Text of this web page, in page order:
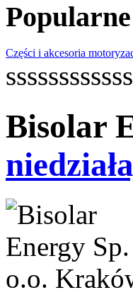
Części i akcesoria
Bisolar